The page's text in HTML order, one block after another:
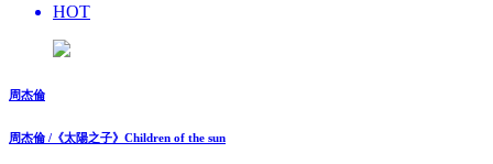
HOT
周杰倫
周杰倫 /《太陽之子》Children of the sun